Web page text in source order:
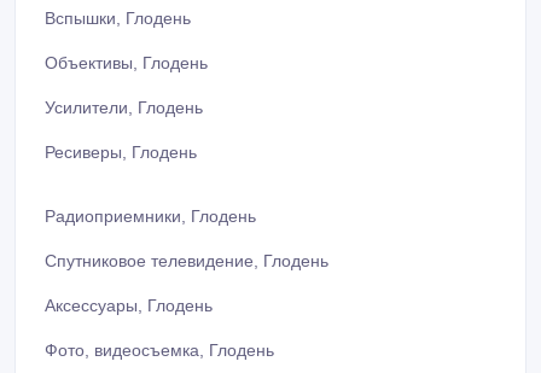
Вспышки, Глодень
Объективы, Глодень
Усилители, Глодень
Ресиверы, Глодень
Радиоприемники, Глодень
Спутниковое телевидение, Глодень
Аксессуары, Глодень
Фото, видеосъемка, Глодень